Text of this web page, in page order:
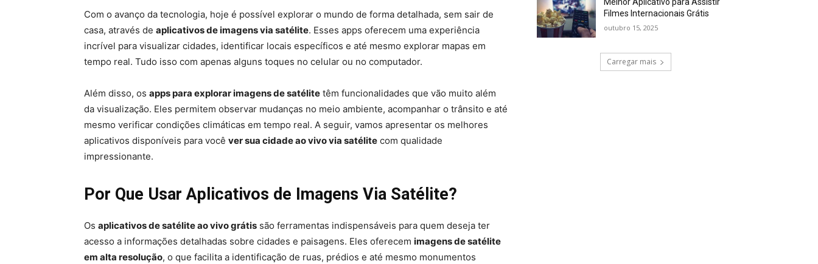
Com o avanço da tecnologia, hoje é possível explorar o mundo de forma detalhada, sem sair de
casa, através de aplicativos de imagens via satélite. Esses apps oferecem uma experiência
incrível para visualizar cidades, identificar locais específicos e até mesmo explorar mapas em
tempo real. Tudo isso com apenas alguns toques no celular ou no computador.
Além disso, os apps para explorar imagens de satélite têm funcionalidades que vão muito além
da visualização. Eles permitem observar mudanças no meio ambiente, acompanhar o trânsito e até
mesmo verificar condições climáticas em tempo real. A seguir, vamos apresentar os melhores
aplicativos disponíveis para você ver sua cidade ao vivo via satélite com qualidade
impressionante.
Por Que Usar Aplicativos de Imagens Via Satélite?
Os aplicativos de satélite ao vivo grátis são ferramentas indispensáveis para quem deseja ter
acesso a informações detalhadas sobre cidades e paisagens. Eles oferecem imagens de satélite
em alta resolução, o que facilita a identificação de ruas, prédios e até mesmo monumentos
Filmes Internacionais Grátis
outubro 15, 2025
Carregar mais